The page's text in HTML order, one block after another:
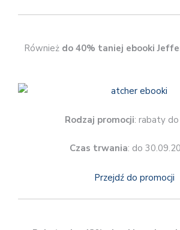
Również do 40% taniej ebooki
Rodzaj promocji: rabaty
Czas trwania: do
Przejdź do promocji